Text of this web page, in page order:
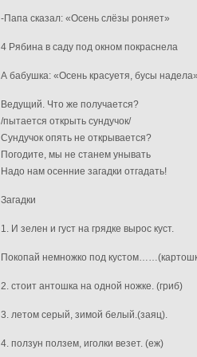
-Папа сказал: «Осень слёзы роняет»
4 Рябина в саду под окном покраснела
А бабушка: «Осень красуетя, бусы надела»
Ведущий. Что же получается?
/пытается открыть сундучок/
Сундучок опять не открывается?
Погодите, мы не станем унывать
Надо нам осенние загадки отгадать!
Загадки
1. И зелен и густ на грядке вырос куст.
Покопай немножко под
2. стоит антошка на одной ножке. (гриб)
3. летом серый, зимой белый.(заяц).
4. ползун ползем, иголки везет. (еж)